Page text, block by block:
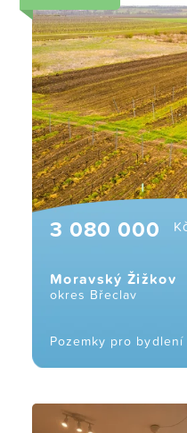
3 080 000
Moravský Žižkov
okres Břeclav
Pozemky pro bydlení